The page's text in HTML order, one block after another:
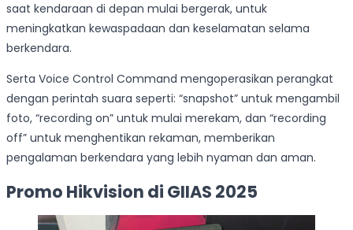
saat kendaraan di depan mulai bergerak, untuk
meningkatkan kewaspadaan dan keselamatan selama
berkendara.
Serta Voice Control Command mengoperasikan perangkat
dengan perintah suara seperti: “snapshot” untuk mengambil
foto, “recording on” untuk mulai merekam, dan “recording
off” untuk menghentikan rekaman, memberikan
pengalaman berkendara yang lebih nyaman dan aman.
Promo Hikvision di GIIAS 2025